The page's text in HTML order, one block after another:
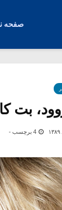
صفحه
بت
4 برچسب -